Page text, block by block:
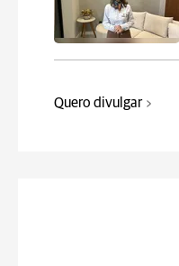
Quero divulgar